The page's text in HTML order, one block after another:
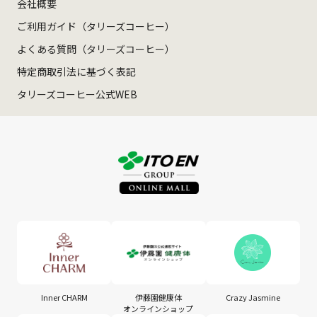
会社概要
ご利用ガイド（タリーズコーヒー）
よくある質問（タリーズコーヒー）
特定商取引法に基づく表記
タリーズコーヒー公式WEB
Inner CHARM
伊藤園健康体
オンラインショップ
Crazy Jasmine